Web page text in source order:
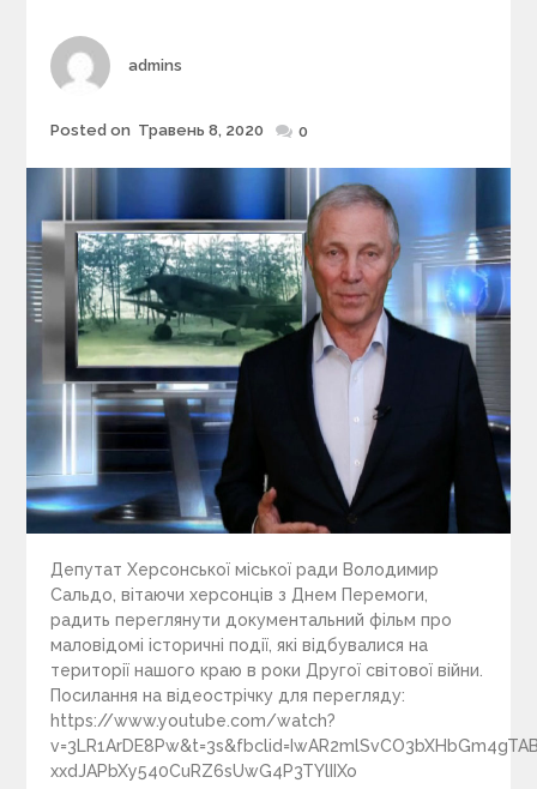
e
s
Author
admins
Posted
Posted on Травень 8, 2020 0
Депутат Херсонської міської ради Володимир
Сальдо, вітаючи херсонців з Днем Перемоги,
радить переглянути документальний фільм про
маловідомі історичні події, які відбувалися на
території нашого краю в роки Другої світової війни.
Посилання на відеострічку для перегляду:
https://www.youtube.com/watch?
xxdJAPbXy540CuRZ6sUwG4P3TYlIIXo